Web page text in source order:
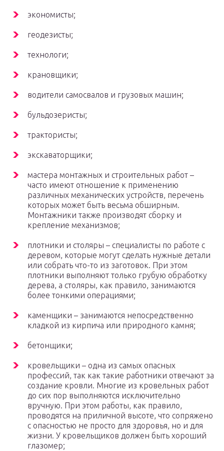
экономисты;
геодезисты;
технологи;
крановщики;
водители самосвалов и грузовых машин;
бульдозеристы;
трактористы;
экскаваторщики;
мастера монтажных и строительных работ –
часто имеют отношение к применению
различных механических устройств, перечень
которых может быть весьма обширным.
Монтажники также производят сборку и
крепление механизмов;
плотники и столяры – специалисты по работе с
деревом, которые могут сделать нужные детали
или собрать что-то из заготовок. При этом
плотники выполняют только грубую обработку
дерева, а столяры, как правило, занимаются
более тонкими операциями;
каменщики – занимаются непосредственно
кладкой из кирпича или природного камня;
бетонщики;
кровельщики – одна из самых опасных
профессий, так как такие работники отвечают за
создание кровли. Многие из кровельных работ
до сих пор выполняются исключительно
вручную. При этом работы, как правило,
проводятся на приличной высоте, что сопряжено
с опасностью не просто для здоровья, но и для
жизни. У кровельщиков должен быть хороший
глазомер;